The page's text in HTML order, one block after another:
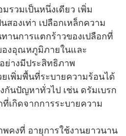
รวมเป็นหนึ่งเดียว เพิ่ม
สองเท่า เปลือกเหล็กความ
านการแตกร้าวของเปลือกที่
องอุณหภูมิภายในและ
ย่างมีประสิทธิภาพ
เพิ่มพื้นที่ระบายความร้อนได้
กันปัญหาทั่วไป เช่น ดรัมเบรก
เกิดจากการระบายความ
คงที่ อายุการใช้งานยาวนาน